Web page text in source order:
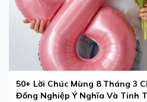
50+ Lời Chúc Mùng 8 Tháng 3
Đồng Nghiệp Ý Nghĩa Và Tinh